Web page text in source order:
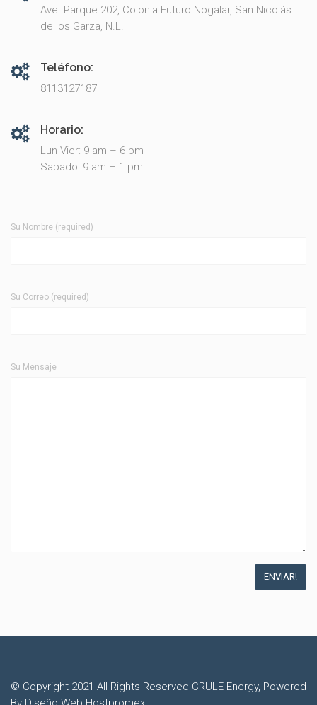
Ave. Parque 202, Colonia Futuro Nogalar, San Nicolás
de los Garza, N.L.
Teléfono:
8113127187
Horario:
Lun-Vier: 9 am – 6 pm
Sabado: 9 am – 1 pm
Su Nombre (required)
Su Correo (required)
Su Mensaje
© Copyright 2021 All Rights Reserved CRULE Energy, Powered